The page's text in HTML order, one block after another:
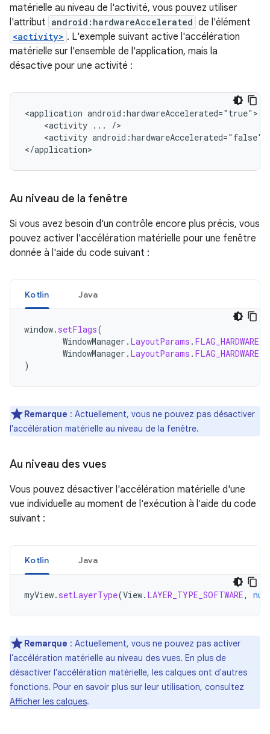
matérielle au niveau de l'activité, vous pouvez utiliser
l'attribut android:hardwareAccelerated de l'élément
<activity> . L'exemple suivant active l'accélération
matérielle sur l'ensemble de l'application, mais la
désactive pour une activité :
<application
<activity ...
<activity android:hardwareAccelerated="false"
</application>
Au niveau de la fenêtre
Si vous avez besoin d'un contrôle encore plus précis, vous
pouvez activer l'accélération matérielle pour une fenêtre
donnée à l'aide du code suivant :
Kotlin Java
window. setFlags(
WindowManager . LayoutParams .
WindowManager . LayoutParams .
)
Remarque : Actuellement, vous ne pouvez pas désactiver
l'accélération matérielle au niveau de la fenêtre.
Au niveau des vues
Vous pouvez désactiver l'accélération matérielle d'une
vue individuelle au moment de l'exécution à l'aide du code
suivant :
Kotlin Java
myView. setLayerType(View. LAYER_TYPE_SOFTWARE,
Remarque : Actuellement, vous ne pouvez pas activer
l'accélération matérielle au niveau des vues. En plus de
désactiver l'accélération matérielle, les calques ont d'autres
fonctions. Pour en savoir plus sur leur utilisation, consultez
Afficher les calques.